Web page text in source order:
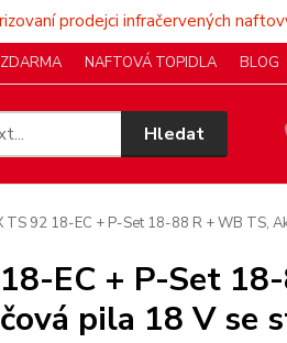
prodejci infračervených
NAFTOVÁ TOPIDLA BLOG
Hledat
TS 92 18-EC + P-Set 18-88 R + WB TS,
EC + P-Set
pila 18 V se